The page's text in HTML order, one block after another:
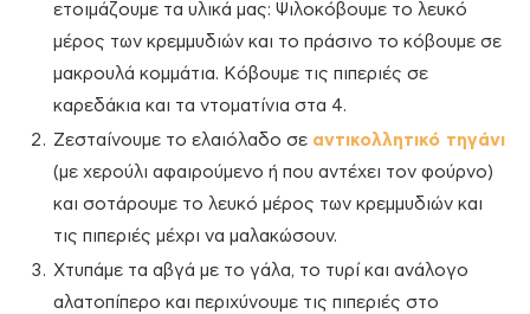
ετοιμάζουμε τα υλικά μας: Ψιλοκόβουμε το λευκό
μέρος των κρεμμυδιών και το πράσινο το κόβουμε σε
μακρουλά κομμάτια. Κόβουμε τις πιπεριές σε
καρεδάκια και τα ντοματίνια στα 4.
Ζεσταίνουμε το ελαιόλαδο σε αντικολλητικό τηγάνι
(με χερούλι αφαιρούμενο ή που αντέχει τον φούρνο)
και σοτάρουμε το λευκό μέρος των κρεμμυδιών και
τις πιπεριές μέχρι να μαλακώσουν.
Χτυπάμε τα αβγά με το γάλα, το τυρί και ανάλογο
αλατοπίπερο και περιχύνουμε τις πιπεριές στο